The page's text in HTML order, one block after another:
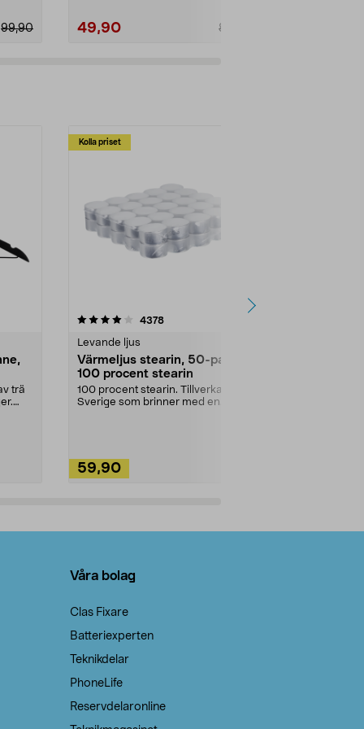
99,90 49,90 89,90
trä
Kolla priset
4378recensioner
Levande ljus
Värmeljus stearin, 50-pack,
100 procent stearin
100 procent stearin. Tillverkade i
Sverige som brinner med en
59,90
4.5av 5 stjärnor
Våra bolag
Clas Fixare
Batteriexperten
Teknikdelar
PhoneLife
Reservdelaronline